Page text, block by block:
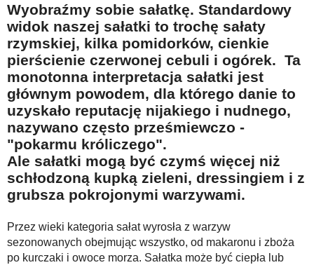
Na wesoło
Hobby i pasje
Żyj aktywnie
60plus - najcenniejsi klienci
Dobra opieka
Warto naśladować
Coś dla ducha
Smacznie i zdrowo
O finansach i społeczeństwie - edukacja nie tylko dla 60plus
Ciekawe książki
Stop samotności
Wyobraźmy sobie sałatkę. Standardowy
widok naszej sałatki to trochę sałaty
rzymskiej, kilka pomidorków, cienkie
pierścienie czerwonej cebuli i ogórek. Ta
monotonna interpretacja sałatki jest
głównym powodem, dla którego danie to
uzyskało reputację nijakiego i nudnego,
nazywano często prześmiewczo -
"pokarmu króliczego".
Ale sałatki mogą być czymś więcej niż
schłodzoną kupką zieleni, dressingiem i z
grubsza pokrojonymi warzywami.
Przez wieki kategoria sałat wyrosła z warzyw
sezonowanych obejmując wszystko, od makaronu i zboża
po kurczaki i owoce morza. Sałatka może być ciepła lub